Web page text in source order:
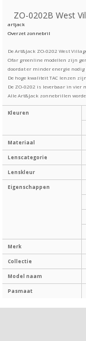
ZO-0202B West
artjack
Overzet zonnebril
De Art&Jack ZO-0202 West
Ofar greenline modellen zijn
doordat er minder energie
De hoge kwaliteit TAC lenzen
De ZO-0202 is leverbaar in
Alle Art&Jack zonnebrillen
Kleuren
Materiaal
Lenscategorie
Lenskleur
Eigenschappen
Merk
Collectie
Model naam
Pasmaat